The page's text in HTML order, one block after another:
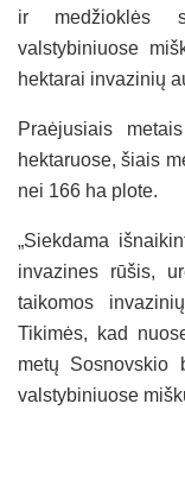
ir medžioklės
valstybiniuose
hektarai invazinių
Praėjusiais
hektaruose, šiais
nei 166 ha plote.
„Siekdama
invazines rūšis,
taikomos
Tikimės, kad
metų Sosnovskio
valstybiniuose